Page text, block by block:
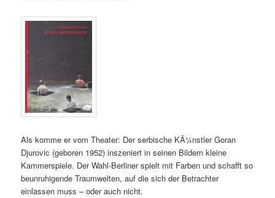
Als komme er vom Theater: Der serbische KÃ¼nstler Goran
Djurovic (geboren 1952) inszeniert in seinen Bildern kleine
Kammerspiele. Der Wahl-Berliner spielt mit Farben und schafft so
beunruhigende Traumwelten, auf die sich der Betrachter
einlassen muss – oder auch nicht.